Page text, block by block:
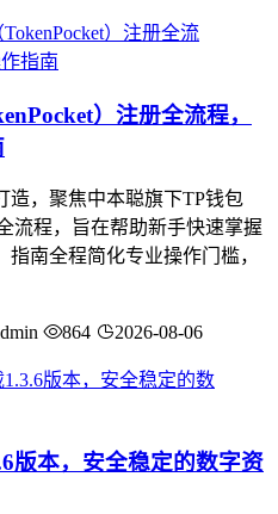
）注册全流程，
造，聚焦中本聪旗下TP钱包
流程，旨在帮助新手快速掌握
南全程简化专业操作门槛，
864 2026-08-06
版本，安全稳定的数字资